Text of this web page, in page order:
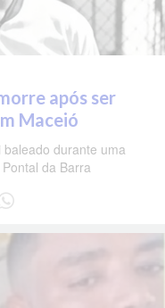
após ser
Maceió
durante uma
da Barra